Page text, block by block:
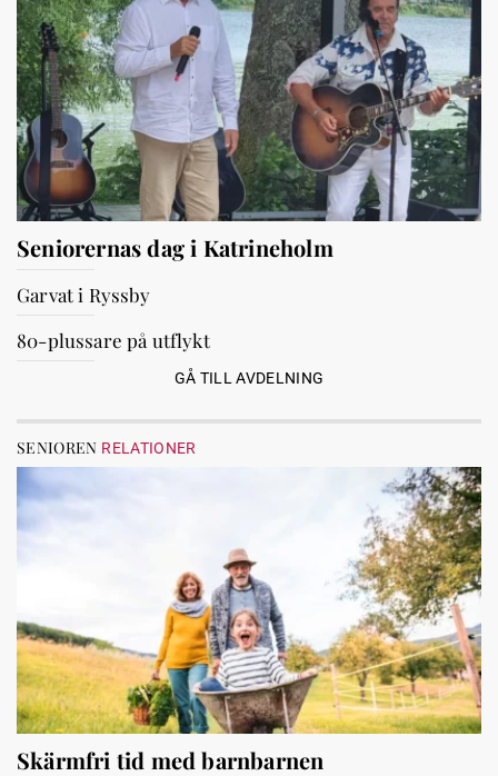
Seniorernas dag i Katrineholm
Garvat i Ryssby
80-plussare på utflykt
GÅ TILL AVDELNING
SENIOREN RELATIONER
Skärmfri tid med barnbarnen